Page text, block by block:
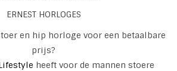
ERNEST HORLOGES
en hip horloge voor een betaalbare
prijs?
heeft voor de mannen stoere